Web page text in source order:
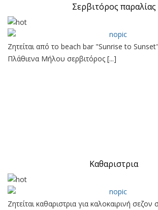
Σερβιτόρος παραλίας
Ζητείται από το beach bar "Sunrise to
Πλάθιενα Μήλου σερβιτόρος [...]
Καθαριστρια
Ζητείται καθαριστρια για καλοκαιρινή σεζον